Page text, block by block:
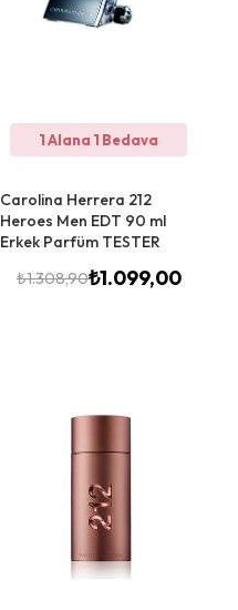
1 Alana 1 Bedava
Carolina Herrera 212
Heroes Men EDT 90 ml
Erkek Parfüm TESTER
₺1.308,90₺1.099,00